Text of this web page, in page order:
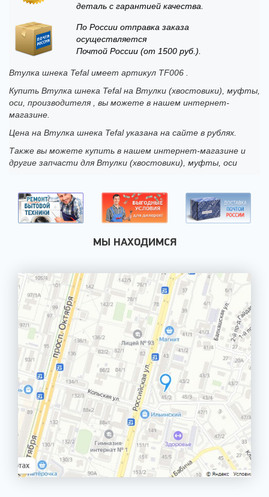
деталь с гарантией качества.
По России отправка заказа
осуществляется
Почтой России (от 1500 руб.).
Втулка шнека Tefal имеет артикул TF006 .
Купить Втулка шнека Tefal на Втулки (хвостовики), муфты,
оси, производителя , вы можете в нашем интернет-
магазине.
Цена на Втулка шнека Tefal указана на сайте в рублях.
Также вы можете купить в нашем интернет-магазине и
другие запчасти для Втулки (хвостовики), муфты, оси
МЫ НАХОДИМСЯ